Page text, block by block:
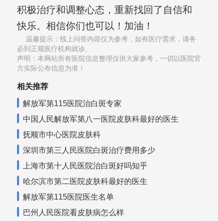
积极治疗和调整心态，重新找回了自信和
快乐。相信你们也可以！加油！
温馨提示：线上问答内容仅为参考，如有医疗需求，请务
必到正规医疗机构就诊,
声明：本网站所有医院信息整理仅供大家参考，一切以医院官
方实际公布信息为准！
相关推荐
解放军第115医院治白斑专家
中国人民解放军第八一医院皮肤科最好的医生
抚顺市中心医院皮肤科
深圳市第三人民医院白斑治疗费用多少
上海市第十人民医院治白斑好吗知乎
哈尔滨市第二医院皮肤科最好的医生
解放军第115医院医生名单
巴州人民医院看皮肤病怎么样